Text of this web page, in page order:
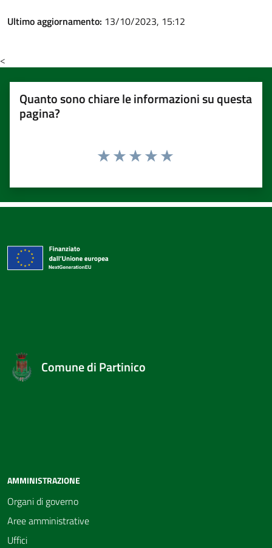
Ultimo aggiornamento: 13/10/2023, 15:12
<
Quanto sono chiare le informazioni su questa
pagina?
Comune di Partinico
AMMINISTRAZIONE
Organi di governo
Aree amministrative
Uffici